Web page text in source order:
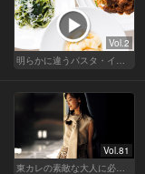
Vol.2
Vol.81